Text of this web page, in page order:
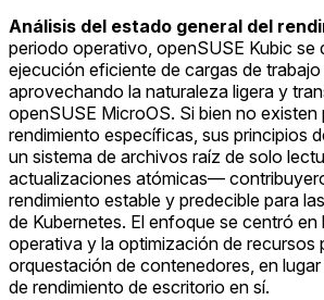
Análisis del estado general del
periodo operativo, openSUSE Kubic se
ejecución eficiente de cargas de
aprovechando la naturaleza ligera y
openSUSE MicroOS. Si bien no existen
rendimiento específicas, sus principios
un sistema de archivos raíz de solo
actualizaciones atómicas—
rendimiento estable y predecible para
de Kubernetes. El enfoque se centró en
operativa y la optimización de recursos
orquestación de contenedores, en
de rendimiento de escritorio en sí.